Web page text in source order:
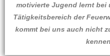
motivierte Jugend lernt bei
Tätigkeitsbereich der
kommt bei uns auch nicht